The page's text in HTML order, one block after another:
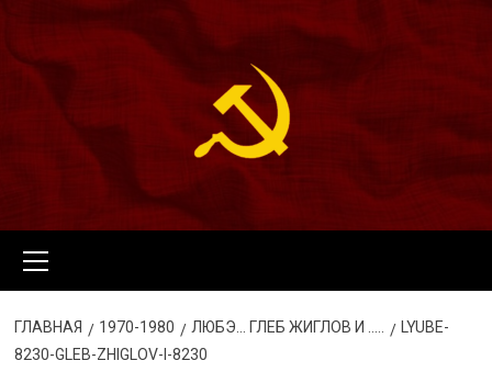
содержимому
меню
ГЛАВНАЯ 1970-1980 ЛЮБЭ… ГЛЕБ ЖИГЛОВ И …..
LYUBE-
8230-GLEB-ZHIGLOV-I-8230